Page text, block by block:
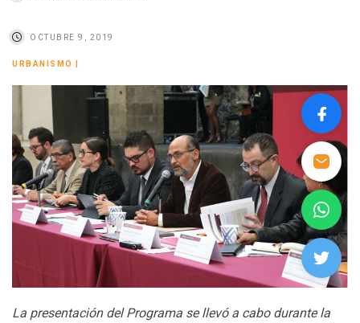
OCTUBRE 9, 2019
URBANISMO
La presentación del Programa se llevó a cabo durante la